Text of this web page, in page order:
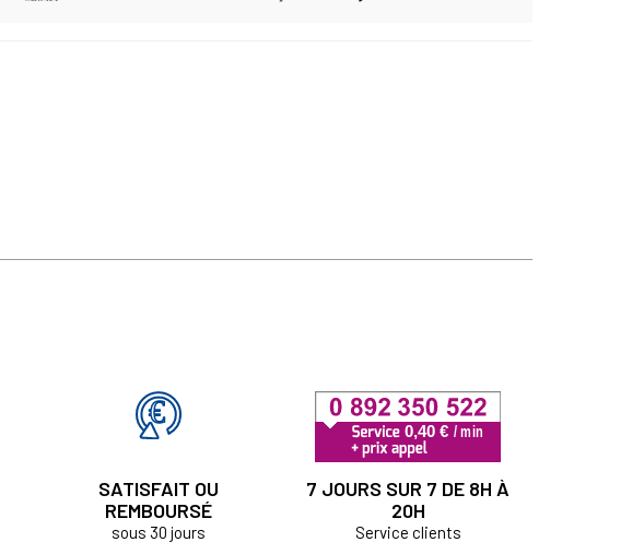
SATISFAIT OU
REMBOURSÉ
sous 30 jours
7 JOURS SUR 7 DE 8H À
20H
Service clients